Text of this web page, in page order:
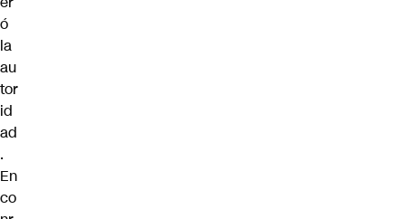
ó
la
au
tor
id
ad
.
En
co